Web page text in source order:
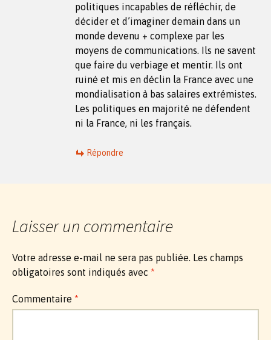
politiques incapables de réfléchir, de
décider et d’imaginer demain dans un
monde devenu + complexe par les
moyens de communications. Ils ne savent
que faire du verbiage et mentir. Ils ont
ruiné et mis en déclin la France avec une
mondialisation à bas salaires extrémistes.
Les politiques en majorité ne défendent
ni la France, ni les français.
Répondre
Laisser un commentaire
Votre adresse e-mail ne sera pas publiée. Les champs
obligatoires sont indiqués avec *
Commentaire *